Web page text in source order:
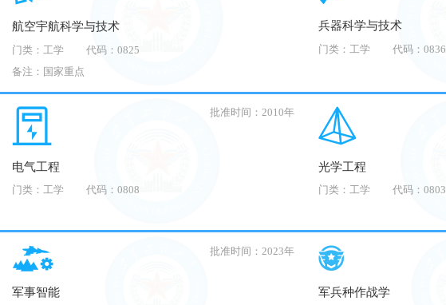
航空宇航科学与技术
门类：工学
代码：0825
备注：国家重点
兵器科学与技术
门类：工学 代码：0836
批准时间：2010年
电气工程
门类：工学 代码：0808
光学工程
门类：工学 代码：0803
批准时间：2023年
军事智能 军兵种作战学